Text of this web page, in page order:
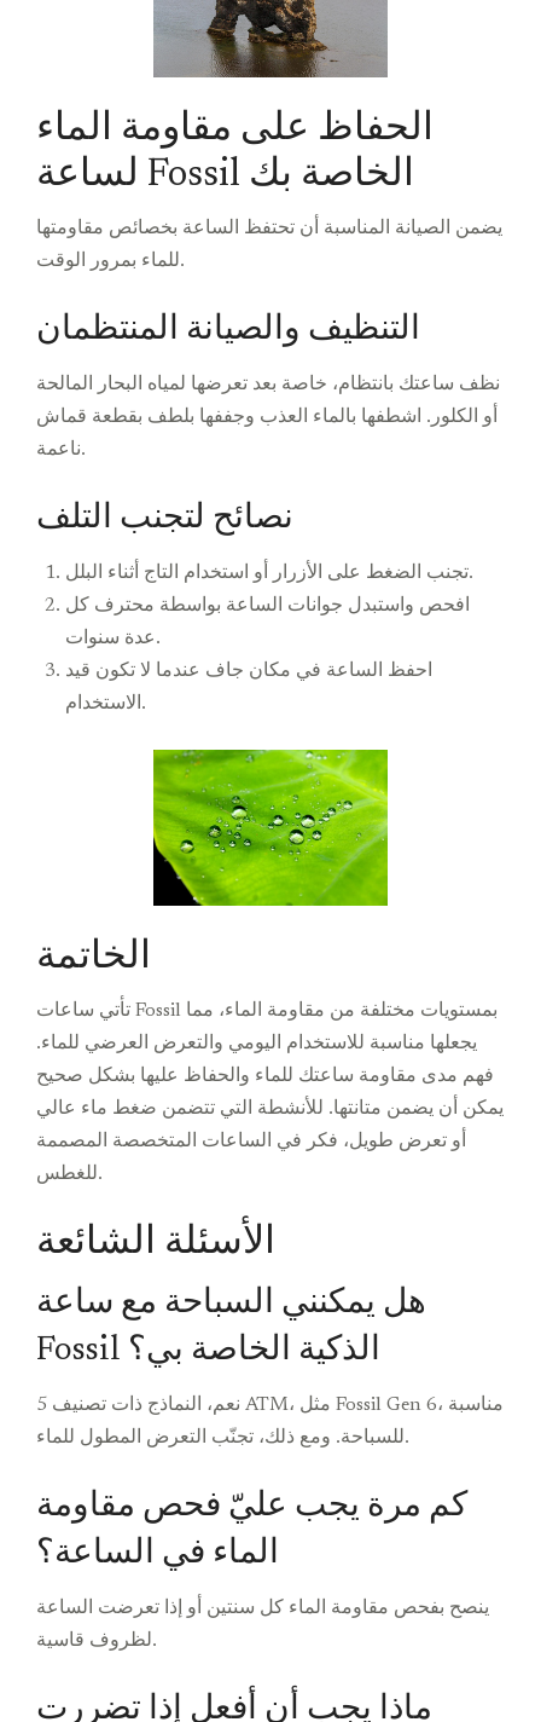
الحفاظ على مقاومة الماء
لساعة Fossil الخاصة بك
يضمن الصيانة المناسبة أن تحتفظ الساعة بخصائص مقاومتها
للماء بمرور الوقت.
التنظيف والصيانة المنتظمان
نظف ساعتك بانتظام، خاصة بعد تعرضها لمياه البحار المالحة
أو الكلور. اشطفها بالماء العذب وجففها بلطف بقطعة قماش
ناعمة.
نصائح لتجنب التلف
تجنب الضغط على الأزرار أو استخدام التاج أثناء البلل.
افحص واستبدل جوانات الساعة بواسطة محترف كل
عدة سنوات.
احفظ الساعة في مكان جاف عندما لا تكون قيد
الاستخدام.
الخاتمة
تأتي ساعات Fossil بمستويات مختلفة من مقاومة الماء، مما
يجعلها مناسبة للاستخدام اليومي والتعرض العرضي للماء.
فهم مدى مقاومة ساعتك للماء والحفاظ عليها بشكل صحيح
يمكن أن يضمن متانتها. للأنشطة التي تتضمن ضغط ماء عالي
أو تعرض طويل، فكر في الساعات المتخصصة المصممة
للغطس.
الأسئلة الشائعة
هل يمكنني السباحة مع ساعة
Fossil الذكية الخاصة بي؟
نعم، النماذج ذات تصنيف 5 ATM، مثل Fossil Gen 6، مناسبة
للسباحة. ومع ذلك، تجنّب التعرض المطول للماء.
كم مرة يجب عليّ فحص مقاومة
الماء في الساعة؟
ينصح بفحص مقاومة الماء كل سنتين أو إذا تعرضت الساعة
لظروف قاسية.
ماذا يجب أن أفعل إذا تضررت